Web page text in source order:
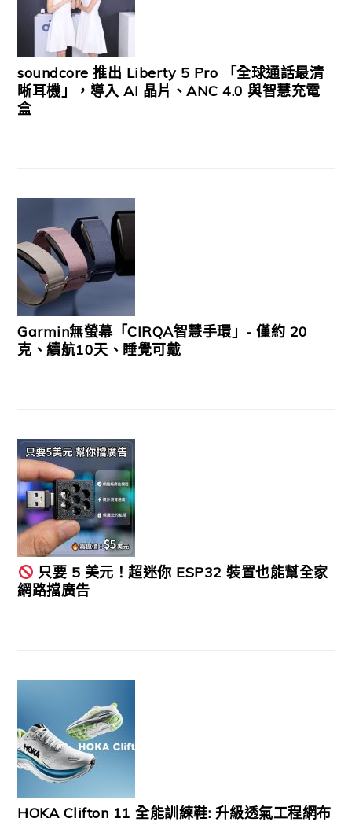
soundcore 推出 Liberty 5 Pro 「全球通話最清
晰耳機」，導入 AI 晶片、ANC 4.0 與智慧充電
盒
Garmin無螢幕「CIRQA智慧手環」- 僅約 20
克、續航10天、睡覺可戴
只要 5 美元！超迷你 ESP32 裝置也能幫全家
網路擋廣告
HOKA Clifton 11 全能訓練鞋: 升級透氣工程網布